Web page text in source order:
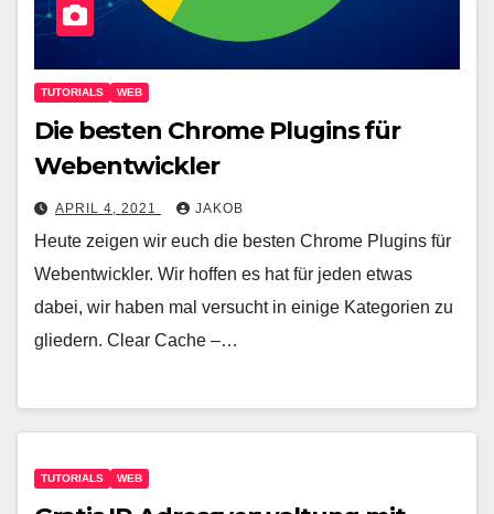
TUTORIALS WEB
Die besten Chrome Plugins für
Webentwickler
APRIL 4, 2021 JAKOB
Heute zeigen wir euch die besten Chrome Plugins für
Webentwickler. Wir hoffen es hat für jeden etwas
dabei, wir haben mal versucht in einige Kategorien zu
gliedern. Clear Cache –…
TUTORIALS WEB